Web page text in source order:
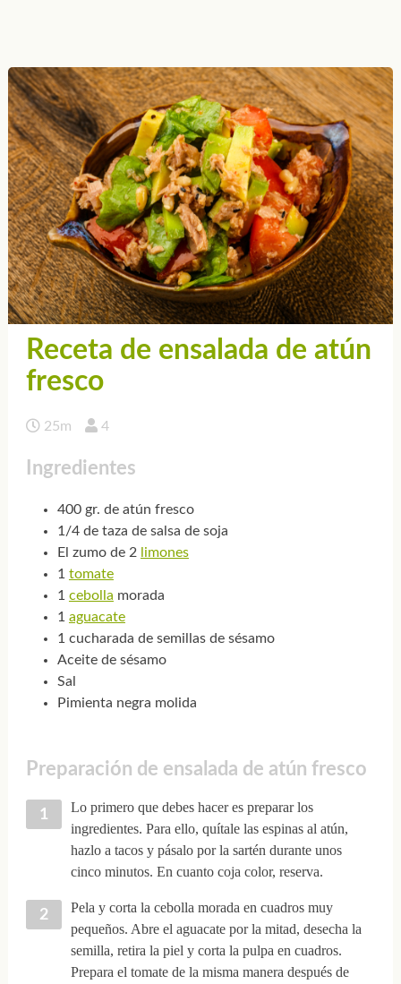
Receta de ensalada de atún
fresco
25m 4
Ingredientes
400 gr. de atún fresco
1/4 de taza de salsa de soja
El zumo de 2
limones
1 tomate
1 cebolla morada
1 aguacate
1 cucharada de semillas de sésamo
Aceite de sésamo
Sal
Pimienta negra molida
Preparación de ensalada de atún fresco
Lo primero que debes hacer es preparar los
ingredientes. Para ello, quítale las espinas al atún,
hazlo a tacos y pásalo por la sartén durante unos
cinco minutos. En cuanto coja color, reserva.
Pela y corta la cebolla morada en cuadros muy
pequeños. Abre el aguacate por la mitad, desecha la
semilla, retira la piel y corta la pulpa en cuadros.
Prepara el tomate de la misma manera después de